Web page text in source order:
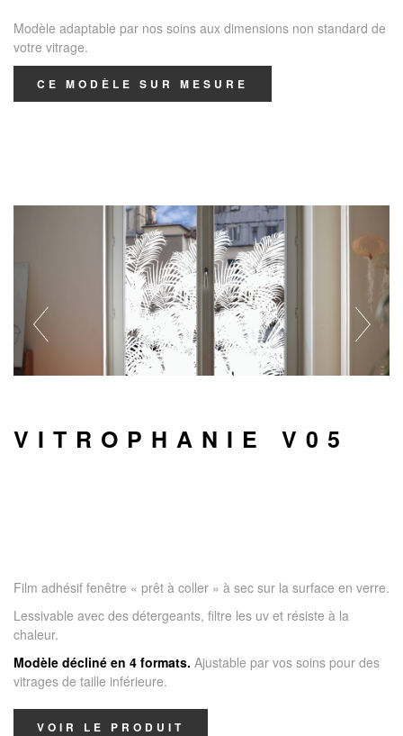
Modèle adaptable par nos soins aux dimensions non standard de
votre vitrage.
CE MODÈLE SUR MESURE
VITROPHANIE V05
Film adhésif fenêtre « prêt à coller » à sec sur la surface en verre.
Lessivable avec des détergeants, filtre les uv et résiste à la
chaleur.
Modèle décliné en 4 formats. Ajustable par vos soins pour des
vitrages de taille inférieure.
VOIR LE PRODUIT